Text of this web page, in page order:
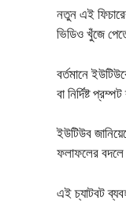
নতুন এই
ভিডিও খুঁজে
বর্তমানে
বা নির্দিষ্ট
ইউটিউব
ফলাফলের বদলে
এই চ্যাটবট